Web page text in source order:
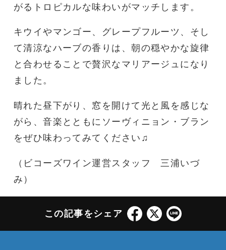
がるトロピカルな味わいがマッチします。
キウイやマンゴー、グレープフルーツ、そし
て清涼なハーブの香りは、朝の穏やかな旋律
と合わせることで贅沢なマリアージュになり
ました。
晴れた昼下がり、窓を開けて光と風を感じな
がら、音楽とともにソーヴィニョン・ブラン
をぜひ味わってみてください♫
（ビコーズワイン運営スタッフ 三浦いづ
み）
この記事をシェア